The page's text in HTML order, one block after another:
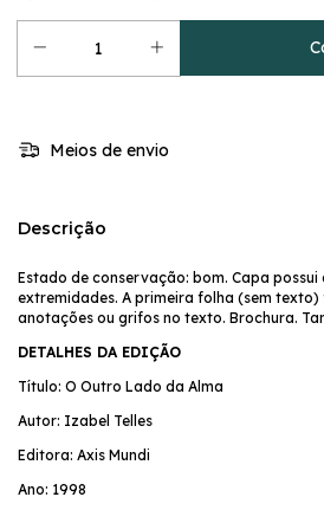
Meios de envio
Descrição
Estado de conservação: bom. Capa possui
extremidades. A primeira folha (sem
anotações ou grifos no texto. Brochura.
DETALHES DA EDIÇÃO
Título: O Outro Lado da Alma
Autor: Izabel Telles
Editora: Axis Mundi
Ano: 1998